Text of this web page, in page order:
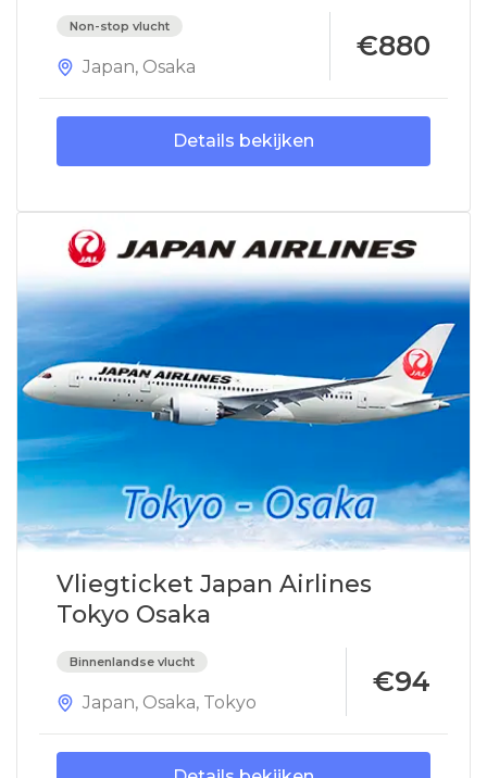
Non-stop vlucht
Japan, Osaka
€880
Details bekijken
Vliegticket Japan Airlines
Tokyo Osaka
Binnenlandse vlucht
Japan, Osaka, Tokyo
€94